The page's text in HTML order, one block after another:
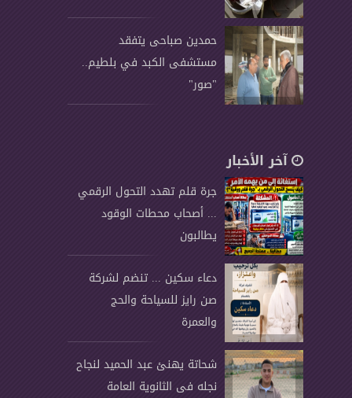
حمدين صباحى يتفقد
مستشفى الكبد في بلطيم..
"صور"
آخر الأخبار
جرة قلم تهدد التحول الرقمي
... أصحاب محطات الوقود
يطالبون
دعاء سكين ... تنضم لشركة
صن رايز للسياحة والحج
والعمرة
شحاتة يهنئ عبد الحميد لنجاح
نجله فى الثانوية العامة